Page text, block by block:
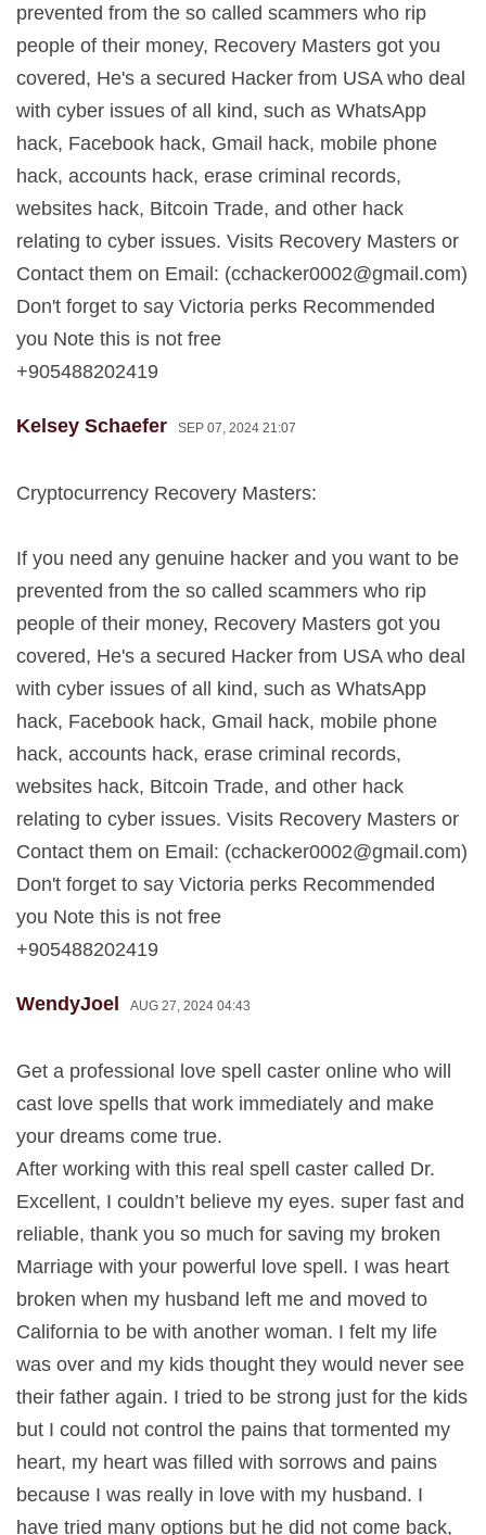
prevented from the so called scammers who rip
people of their money, Recovery Masters got you
covered, He's a secured Hacker from USA who deal
with cyber issues of all kind, such as WhatsApp
hack, Facebook hack, Gmail hack, mobile phone
hack, accounts hack, erase criminal records,
websites hack, Bitcoin Trade, and other hack
relating to cyber issues. Visits Recovery Masters or
Contact them on Email: (cchacker0002@gmail.com)
Don't forget to say Victoria perks Recommended
you Note this is not free
+905488202419
Kelsey Schaefer SEP 07, 2024 21:07
Cryptocurrency Recovery Masters:
If you need any genuine hacker and you want to be
prevented from the so called scammers who rip
people of their money, Recovery Masters got you
covered, He's a secured Hacker from USA who deal
with cyber issues of all kind, such as WhatsApp
hack, Facebook hack, Gmail hack, mobile phone
hack, accounts hack, erase criminal records,
websites hack, Bitcoin Trade, and other hack
relating to cyber issues. Visits Recovery Masters or
Contact them on Email: (cchacker0002@gmail.com)
Don't forget to say Victoria perks Recommended
you Note this is not free
+905488202419
WendyJoel AUG 27, 2024 04:43
Get a professional love spell caster online who will
cast love spells that work immediately and make
your dreams come true.
After working with this real spell caster called Dr.
Excellent, I couldn’t believe my eyes. super fast and
reliable, thank you so much for saving my broken
Marriage with your powerful love spell. I was heart
broken when my husband left me and moved to
California to be with another woman. I felt my life
was over and my kids thought they would never see
their father again. I tried to be strong just for the kids
but I could not control the pains that tormented my
heart, my heart was filled with sorrows and pains
because I was really in love with my husband. I
have tried many options but he did not come back,